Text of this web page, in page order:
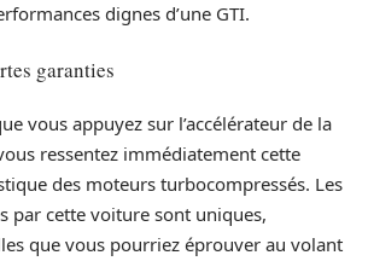
dignes d’une GTI.
garanties
vous appuyez sur l’accélérateur de la
ressentez immédiatement cette
des moteurs turbocompressés. Les
par cette voiture sont uniques,
que vous pourriez éprouver au volant